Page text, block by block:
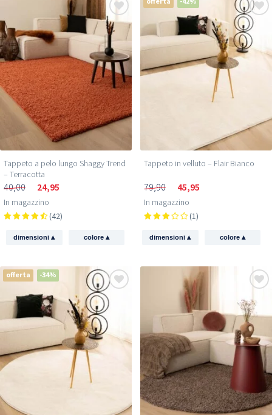
Tappeto a pelo lungo Shaggy Trend
– Terracotta
40,00 24,95
In magazzino
(42)
dimensioni▴ colore ▴
Tappeto in velluto – Flair Bianco
79,90 45,95
In magazzino
(1)
dimensioni▴ colore ▴
offerta -34%